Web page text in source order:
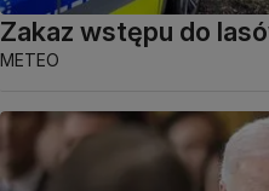
Zakaz wstępu do
METEO